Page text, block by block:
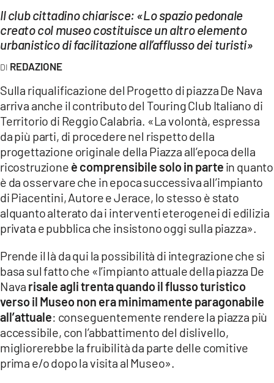
LAC TV
LAC NETWORK
LAC ONAIR
LaC
Network
LACPLAY.IT
LACTV.IT
LACONAIR.IT
LACITYMAG.IT
ILREGGINO.IT
COSENZACHANNEL.IT
ILVIBONESE.IT
CATANZAROCHANNEL.IT
LACAPITALENEWS.IT
Il club cittadino chiarisce: «Lo spazio pedonale
creato col museo costituisce un altro elemento
urbanistico di facilitazione all’afflusso dei turisti»
REDAZIONE
Sulla riqualificazione del Progetto di piazza De Nava
arriva anche il contributo del Touring Club Italiano di
Territorio di Reggio Calabria. «La volontà, espressa
da più parti, di procedere nel rispetto della
progettazione originale della Piazza all’epoca della
ricostruzione è comprensibile solo in parte in quanto
è da osservare che in epoca successiva all’impianto
di Piacentini, Autore e Jerace, lo stesso è stato
alquanto alterato da i interventi eterogenei di edilizia
privata e pubblica che insistono oggi sulla piazza».
Prende il là da qui la possibilità di integrazione che si
basa sul fatto che «l’impianto attuale della piazza De
Nava risale agli trenta quando il flusso turistico
verso il Museo non era minimamente paragonabile
all’attuale: conseguentemente rendere la piazza più
accessibile, con l’abbattimento del dislivello,
migliorerebbe la fruibilità da parte delle comitive
prima e/o dopo la visita al Museo».